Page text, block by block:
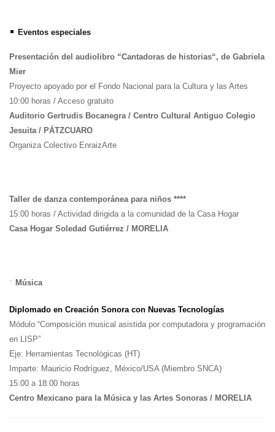
• Eventos especiales
Presentación del audiolibro “Cantadoras de historias“, de Gabriela
Mier
Proyecto apoyado por el Fondo Nacional para la Cultura y las Artes
10:00 horas / Acceso gratuito
Auditorio Gertrudis Bocanegra / Centro Cultural Antiguo Colegio
Jesuita / PÁTZCUARO
Organiza Colectivo EnraizArte
Taller de danza contemporánea para niños ****
15:00 horas / Actividad dirigida a la comunidad de la Casa Hogar
Casa Hogar Soledad Gutiérrez / MORELIA
• Música
Diplomado en Creación Sonora con Nuevas Tecnologías
Módulo “Composición musical asistida por computadora y programación
en LISP”
Eje: Herramientas Tecnológicas (HT)
Imparte: Mauricio Rodríguez, México/USA (Miembro SNCA)
15:00 a 18:00 horas
Centro Mexicano para la Música y las Artes Sonoras / MORELIA